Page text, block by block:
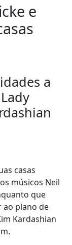
e
a
casas
músicos Neil
que
ao plano de
Kardashian